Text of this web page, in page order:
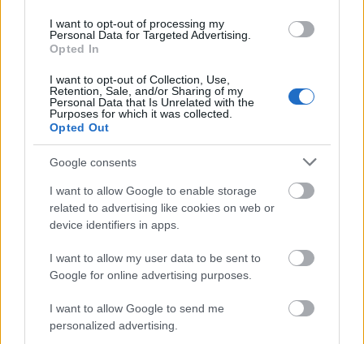
I want to opt-out of processing my
Personal Data for Targeted Advertising.
Opted In
I want to opt-out of Collection, Use,
Retention, Sale, and/or Sharing of my
Personal Data that Is Unrelated with the
Purposes for which it was collected.
Opted Out
Google consents
I want to allow Google to enable storage
related to advertising like cookies on web or
device identifiers in apps.
I want to allow my user data to be sent to
Google for online advertising purposes.
I want to allow Google to send me
personalized advertising.
Cikkajánló a hétvégére:
élelmiszerpazarlás és a pingvinek
hízása, szennyvízelvezetés és
energiatakarékos autógumik
hornyikanna•2020. június 26.
Hogyan lehetséges, hogy 30-40 százalékos
élelmiszerpazarlás mellett 820 millió ember
táplálkozási szokása mégis elégtelen? Milyen ára
van a ...